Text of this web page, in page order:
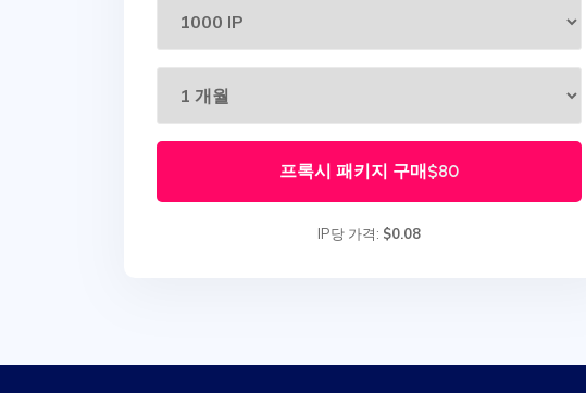
프록시 패키지 구매$80
IP당 가격: $0.08